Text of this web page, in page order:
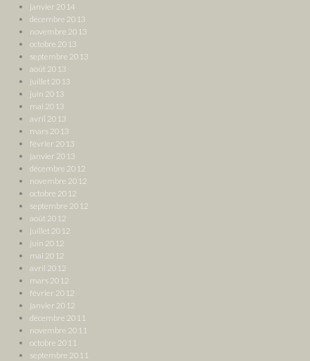
janvier 2014
décembre 2013
novembre 2013
octobre 2013
septembre 2013
août 2013
juillet 2013
juin 2013
mai 2013
avril 2013
mars 2013
février 2013
janvier 2013
décembre 2012
novembre 2012
octobre 2012
septembre 2012
août 2012
juillet 2012
juin 2012
mai 2012
avril 2012
mars 2012
février 2012
janvier 2012
décembre 2011
novembre 2011
octobre 2011
septembre 2011